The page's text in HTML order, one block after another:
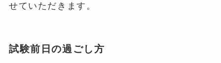
せていただきます。
試験前日の過ごし方